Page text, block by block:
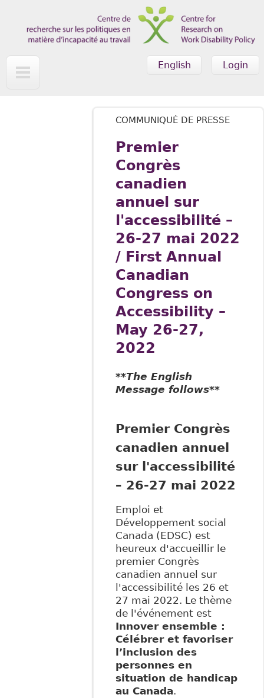
Login
English
COMMUNIQUÉ DE PRESSE
Premier
Congrès
canadien
annuel sur
l'accessibilité –
26-27 mai 2022
/ First Annual
Canadian
Congress on
Accessibility –
May 26-27,
2022
**The English
Message follows**
Premier Congrès
canadien annuel
sur l'accessibilité
– 26-27 mai 2022
Emploi et
Développement social
Canada (EDSC) est
heureux d'accueillir le
premier Congrès
canadien annuel sur
l'accessibilité les 26 et
27 mai 2022. Le thème
de l'événement est
Innover ensemble :
Célébrer et favoriser
l’inclusion des
personnes en
situation de handicap
au Canada.